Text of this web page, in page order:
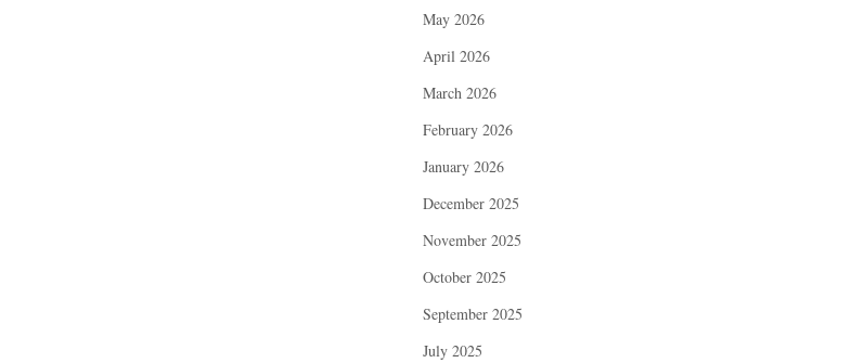
May 2026
April 2026
March 2026
February 2026
January 2026
December 2025
November 2025
October 2025
September 2025
July 2025